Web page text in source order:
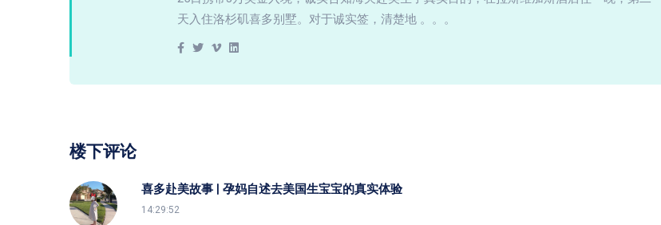
天入住洛杉矶喜多别墅。对于诚实签，清楚地 。。。
楼下评论
喜多赴美故事 | 孕妈自述去美国生宝宝的真实体验
14:29:52